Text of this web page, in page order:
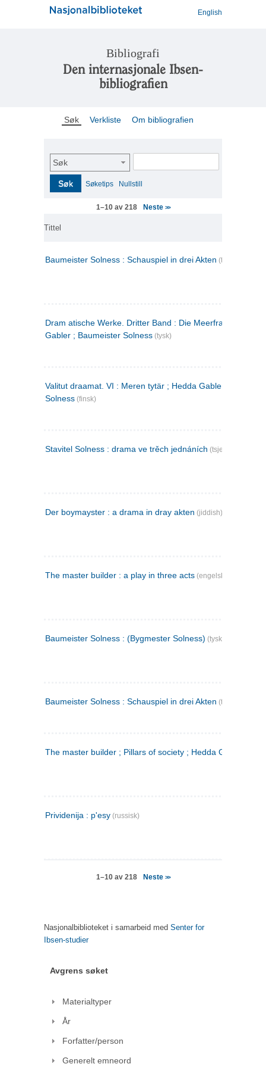
English
Bibliografi
Den internasjonale Ibsen-
bibliografien
Søk Verkliste Om bibliografien
Søk
Søk Søketips Nullstill
1–10 av 218 Neste >>
Tittel
Baumeister Solness : Schauspiel in drei Akten (tysk)
Dram atische Werke. Dritter Band : Die Meerfrau ; Hedda
Gabler ; Baumeister Solness (tysk)
Valitut draamat. VI : Meren tytär ; Hedda Gabler ;
Solness (finsk)
Stavitel Solness : drama ve trěch jednáních (tsjekkisk)
Der boymayster : a drama in dray akten (jiddish)
The master builder : a play in three acts (engelsk)
Baumeister Solness : (Bygmester Solness) (tysk)
Baumeister Solness : Schauspiel in drei Akten (tysk)
The master builder ; Pillars of society ; Hedda Gabler
Prividenija : p'esy (russisk)
1–10 av 218 Neste >>
Nasjonalbiblioteket i samarbeid med Senter for
Ibsen-studier
Avgrens søket
Materialtyper
År
Forfatter/person
Generelt emneord